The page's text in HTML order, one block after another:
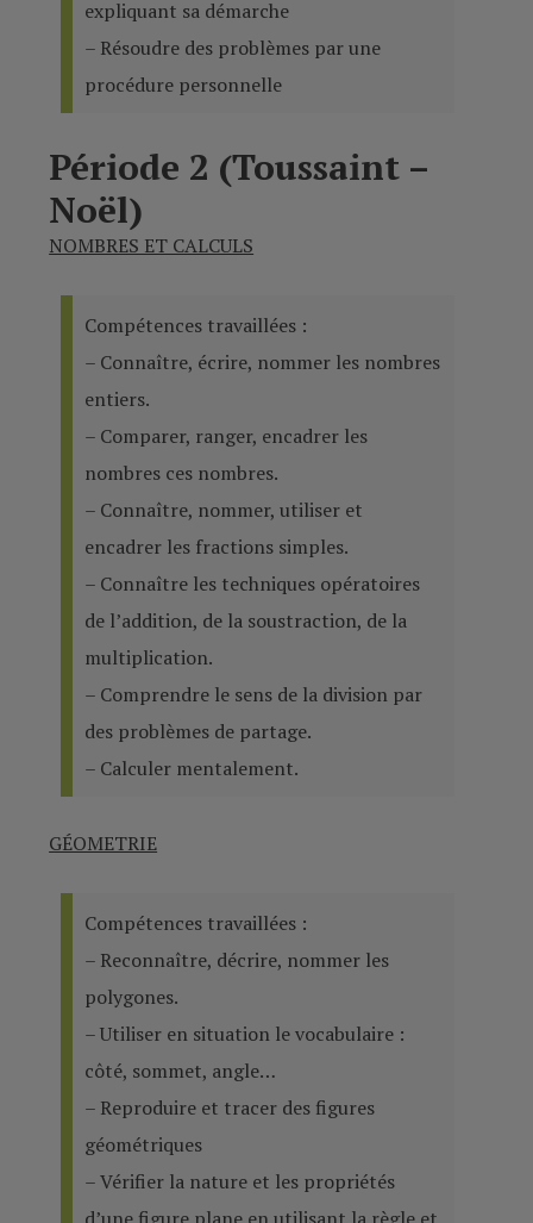
expliquant sa démarche
– Résoudre des problèmes par une
procédure personnelle
Période 2 (Toussaint –
Noël)
NOMBRES ET CALCULS
Compétences travaillées :
– Connaître, écrire, nommer les nombres
entiers.
– Comparer, ranger, encadrer les
nombres ces nombres.
– Connaître, nommer, utiliser et
encadrer les fractions simples.
– Connaître les techniques opératoires
de l’addition, de la soustraction, de la
multiplication.
– Comprendre le sens de la division par
des problèmes de partage.
– Calculer mentalement.
GÉOMETRIE
Compétences travaillées :
– Reconnaître, décrire, nommer les
polygones.
– Utiliser en situation le vocabulaire :
côté, sommet, angle…
– Reproduire et tracer des figures
géométriques
– Vérifier la nature et les propriétés